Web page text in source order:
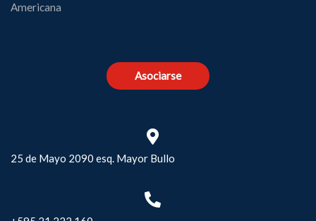
Americana
Asociarse
25 de Mayo 2090 esq. Mayor Bullo